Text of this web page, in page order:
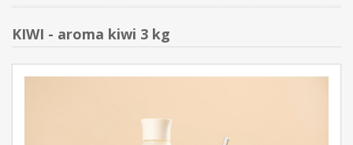
KIWI - aroma kiwi 3 kg